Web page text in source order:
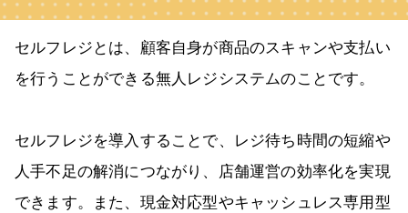
セルフレジとは、顧客自身が商品のスキャンや支払い
を行うことができる無人レジシステムのことです。
セルフレジを導入することで、レジ待ち時間の短縮や
人手不足の解消につながり、店舗運営の効率化を実現
できます。また、現金対応型やキャッシュレス専用型